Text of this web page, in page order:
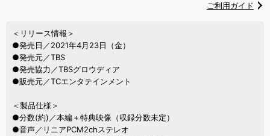
ご利用ガイド
＜リリース情報＞
●発売日／2021年4月23日（金）
●発売元／TBS
●発売協力／TBSグロウディア
●販売元／TCエンタテインメント
＜製品仕様＞
●分数(約)／本編＋特典映像（収録分数未定）
●音声／リニアPCM2chステレオ